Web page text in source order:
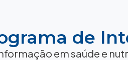
de
em saúde e